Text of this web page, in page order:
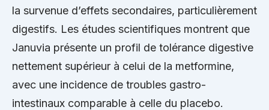
la survenue d’effets secondaires, particulièrement
digestifs. Les études scientifiques montrent que
Januvia présente un profil de tolérance digestive
nettement supérieur à celui de la metformine,
avec une incidence de troubles gastro-
intestinaux comparable à celle du placebo.